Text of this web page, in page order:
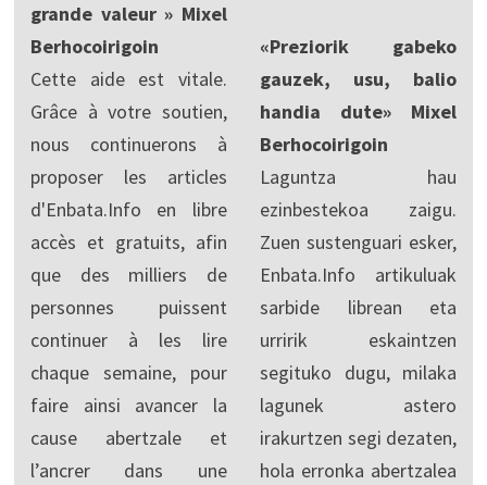
grande valeur » Mixel
Berhocoirigoin
Cette aide est vitale.
Grâce à votre soutien,
nous continuerons à
proposer les articles
d'Enbata.Info en libre
accès et gratuits, afin
que des milliers de
personnes puissent
continuer à les lire
chaque semaine, pour
faire ainsi avancer la
cause abertzale et
l’ancrer dans une
«Preziorik gabeko
gauzek, usu, balio
handia dute» Mixel
Berhocoirigoin
Laguntza hau
ezinbestekoa zaigu.
Zuen sustenguari esker,
Enbata.Info artikuluak
sarbide librean eta
urririk eskaintzen
segituko dugu, milaka
lagunek astero
irakurtzen segi dezaten,
hola erronka abertzalea